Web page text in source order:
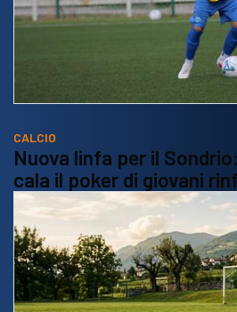
CALCIO
Nuova linfa per il
cala il poker di giovani